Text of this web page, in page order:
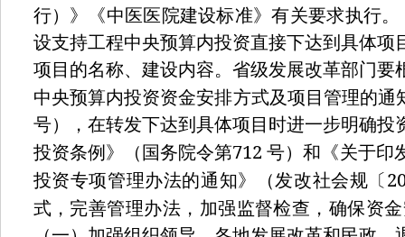
行）》《中医医院建设标准》有关要求执行。
设支持工程中央预算内投资直接下达到具体项
项目的名称、建设内容。省级发展改革部门要
中央预算内投资资金安排方式及项目管理的通
号），在转发下达到具体项目时进一步明确投
投资条例》（国务院令第712号）和《关于印
投资专项管理办法的通知》（发改社会规〔
式，完善管理办法，加强监督检查，确保资